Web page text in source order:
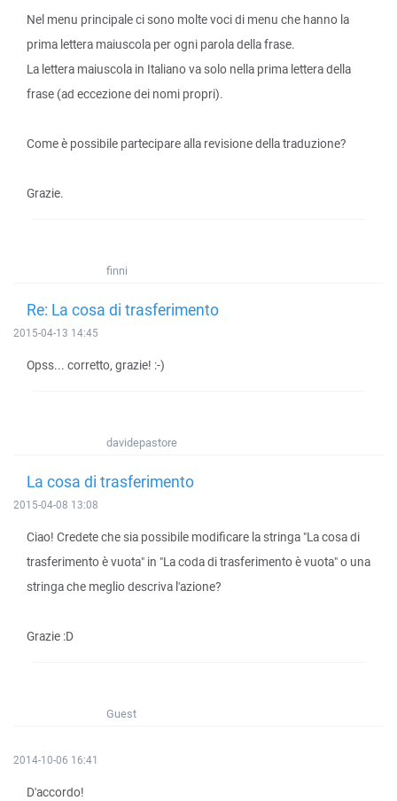
Nel menu principale ci sono molte voci di menu che hanno la
prima lettera maiuscola per ogni parola della frase.
La lettera maiuscola in Italiano va solo nella prima lettera della
frase (ad eccezione dei nomi propri).
Come è possibile partecipare alla revisione della traduzione?
Grazie.
finni
Re: La cosa di trasferimento
2015-04-13 14:45
Opss... corretto, grazie! :-)
davidepastore
La cosa di trasferimento
2015-04-08 13:08
Ciao! Credete che sia possibile modificare la stringa "La cosa di
trasferimento è vuota" in "La coda di trasferimento è vuota" o una
stringa che meglio descriva l'azione?
Grazie :D
Guest
2014-10-06 16:41
D'accordo!